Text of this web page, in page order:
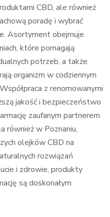
CBD, ale również
poradę i wybrać
Asortyment obejmuje
które pomagają
potrzeb, a także
organizm w codziennym
Współpraca z renomowanymi
jakość i bezpieczeństwo
zaufanym partnerem
również w Poznaniu,
olejków CBD na
rozwiązań
i zdrowie, produkty
są doskonałym